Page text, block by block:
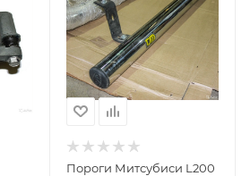
Пороги Митсубиси L200